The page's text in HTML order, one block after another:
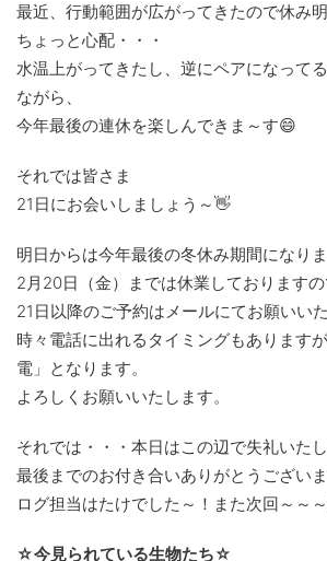
最近、行動範囲が広がってきたので休み
ちょっと心配・・・
水温上がってきたし、逆にペアになって
ながら、
今年最後の連休を楽しんできま～す😄
それでは皆さま
21日にお会いしましょう～👋
明日からは今年最後の冬休み期間になりま
2月20日（金）までは休業しておりますの
21日以降のご予約はメールにてお願いいた
時々電話に出れるタイミングもあります
電」となります。
よろしくお願いいたします。
それでは・・・本日はこの辺で失礼いたし
最後までのお付き合いありがとうございま
ログ担当はたけでした～！また次回～～
☆今見られている生物たち☆